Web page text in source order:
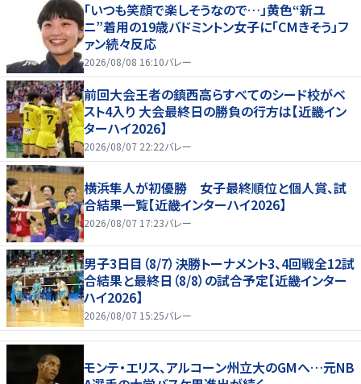
「いつも笑顔で楽しそうなので…」黄色“新ユ
ニ”着用の19歳バドミントン女子に「CMきそう」フ
ァン続々反応
2026/08/08 16:10バレー
前回大会王者の鎮西高らすべてのシード校がベ
スト4入り 大会最終日の勝負の行方は【近畿イン
ターハイ2026】
2026/08/07 22:22バレー
横浜隼人が初優勝 女子最終順位と個人賞、試
合結果一覧【近畿インターハイ2026】
2026/08/07 17:23バレー
男子3日目（8/7）決勝トーナメント3、4回戦全12試
合結果と最終日（8/8）の試合予定【近畿インター
ハイ2026】
2026/08/07 15:25バレー
モンテ・エリス、アルコーン州立大のGMへ…元NB